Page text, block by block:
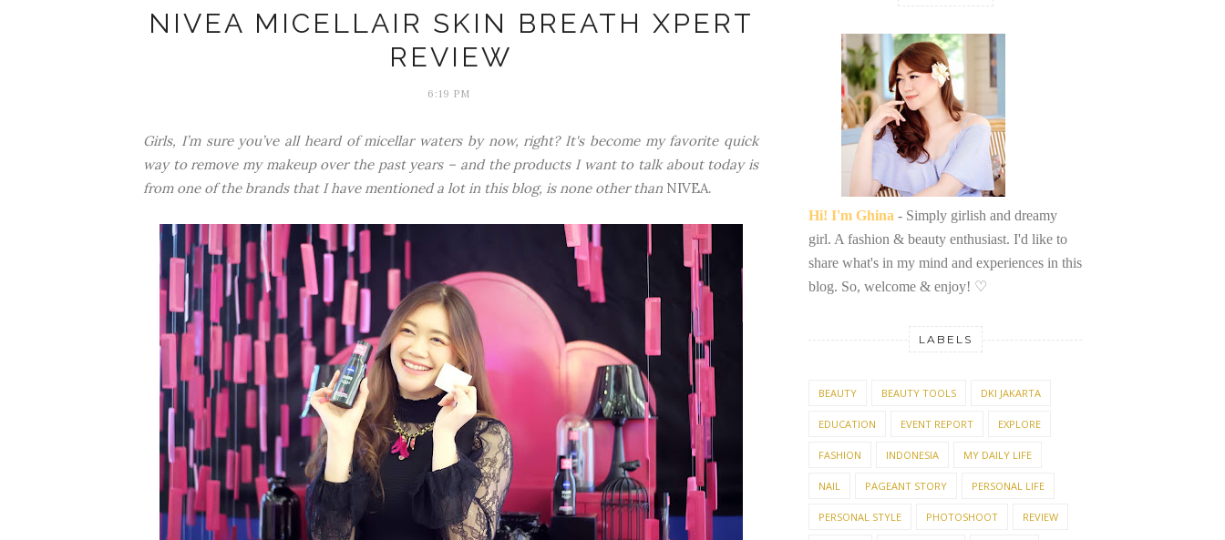
NIVEA MICELLAIR SKIN BREATH XPERT
REVIEW
6:19 PM
Girls, I’m sure you’ve all heard of micellar waters by now, right? It's become my favorite quick
way to remove my makeup over the past years – and the products I want to talk about today is
from one of the brands that I have mentioned a lot in this blog, is none other than NIVEA.
Hi! I'm Ghina - Simply girlish and dreamy
girl. A fashion & beauty enthusiast. I'd like to
share what's in my mind and experiences in this
blog. So, welcome & enjoy! ♡
LABELS
BEAUTY BEAUTY TOOLS DKI JAKARTA
EDUCATION EVENT REPORT EXPLORE
FASHION INDONESIA MY DAILY LIFE
NAIL PAGEANT STORY PERSONAL LIFE
PERSONAL STYLE PHOTOSHOOT REVIEW